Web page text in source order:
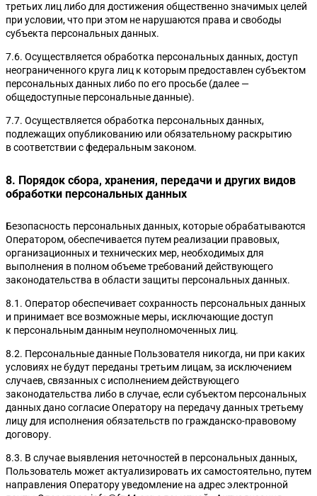
третьих лиц либо для достижения общественно значимых целей
при условии, что при этом не нарушаются права и свободы
субъекта персональных данных.
7.6. Осуществляется обработка персональных данных, доступ
неограниченного круга лиц к которым предоставлен субъектом
персональных данных либо по его просьбе (далее —
общедоступные персональные данные).
7.7. Осуществляется обработка персональных данных,
подлежащих опубликованию или обязательному раскрытию
в соответствии с федеральным законом.
8. Порядок сбора, хранения, передачи и других видов
обработки персональных данных
Безопасность персональных данных, которые обрабатываются
Оператором, обеспечивается путем реализации правовых,
организационных и технических мер, необходимых для
выполнения в полном объеме требований действующего
законодательства в области защиты персональных данных.
8.1. Оператор обеспечивает сохранность персональных данных
и принимает все возможные меры, исключающие доступ
к персональным данным неуполномоченных лиц.
8.2. Персональные данные Пользователя никогда, ни при каких
условиях не будут переданы третьим лицам, за исключением
случаев, связанных с исполнением действующего
законодательства либо в случае, если субъектом персональных
данных дано согласие Оператору на передачу данных третьему
лицу для исполнения обязательств по гражданско-правовому
договору.
8.3. В случае выявления неточностей в персональных данных,
Пользователь может актуализировать их самостоятельно, путем
направления Оператору уведомление на адрес электронной
Термины и определения 44-ФЗ